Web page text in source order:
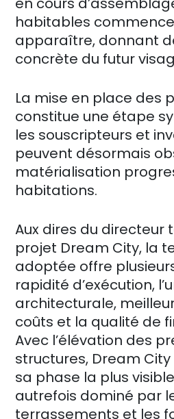
habitables
apparaître, donnant
concrète du futur
La mise en place des
constitue une étape
les souscripteurs et
peuvent désormais
matérialisation
habitations.
Aux dires du directeur
projet Dream City, la
adoptée offre
rapidité d’exécution,
architecturale,
coûts et la qualité de
Avec l’élévation des
structures, Dream
sa phase la plus
autrefois dominé par
terrassements et les